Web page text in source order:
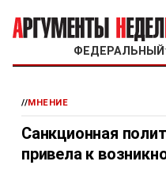
ФЕДЕРАЛЬНЫЙ
//МНЕНИЕ
Санкционная
привела к